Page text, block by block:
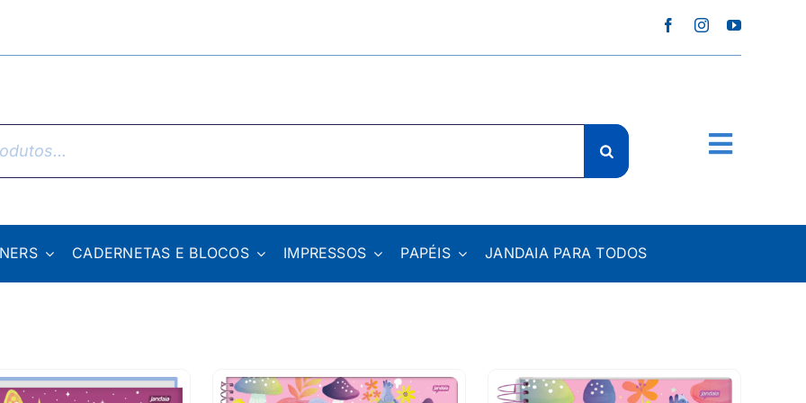
CADERNETAS E BLOCOS IMPRESSOS PAPÉIS JANDAIA PARA TODOS